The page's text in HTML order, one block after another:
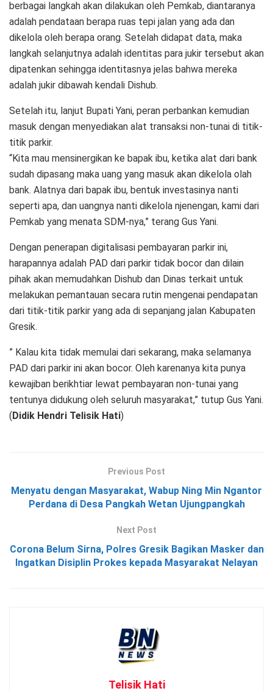
berbagai langkah akan dilakukan oleh Pemkab, diantaranya
adalah pendataan berapa ruas tepi jalan yang ada dan
dikelola oleh berapa orang. Setelah didapat data, maka
langkah selanjutnya adalah identitas para jukir tersebut akan
dipatenkan sehingga identitasnya jelas bahwa mereka
adalah jukir dibawah kendali Dishub.
Setelah itu, lanjut Bupati Yani, peran perbankan kemudian
masuk dengan menyediakan alat transaksi non-tunai di titik-
titik parkir.
“Kita mau mensinergikan ke bapak ibu, ketika alat dari bank
sudah dipasang maka uang yang masuk akan dikelola olah
bank. Alatnya dari bapak ibu, bentuk investasinya nanti
seperti apa, dan uangnya nanti dikelola njenengan, kami dari
Pemkab yang menata SDM-nya,” terang Gus Yani.
Dengan penerapan digitalisasi pembayaran parkir ini,
harapannya adalah PAD dari parkir tidak bocor dan dilain
pihak akan memudahkan Dishub dan Dinas terkait untuk
melakukan pemantauan secara rutin mengenai pendapatan
dari titik-titik parkir yang ada di sepanjang jalan Kabupaten
Gresik.
” Kalau kita tidak memulai dari sekarang, maka selamanya
PAD dari parkir ini akan bocor. Oleh karenanya kita punya
kewajiban berikhtiar lewat pembayaran non-tunai yang
tentunya didukung oleh seluruh masyarakat,” tutup Gus Yani.
(Didik Hendri Telisik Hati)
Previous Post
Menyatu dengan Masyarakat, Wabup Ning Min Ngantor
Perdana di Desa Pangkah Wetan Ujungpangkah
Next Post
Corona Belum Sirna, Polres Gresik Bagikan Masker dan
Ingatkan Disiplin Prokes kepada Masyarakat Nelayan
Telisik Hati